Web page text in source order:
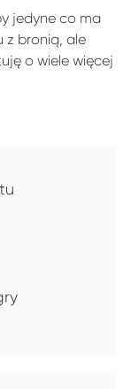
jedyne co ma
z bronią, ale
o wiele więcej